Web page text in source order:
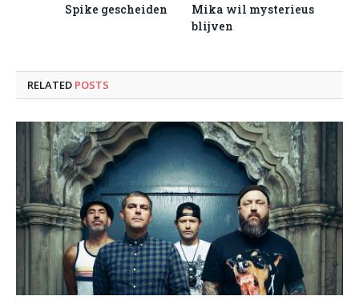
Spike gescheiden
Mika wil mysterieus
blijven
RELATED POSTS